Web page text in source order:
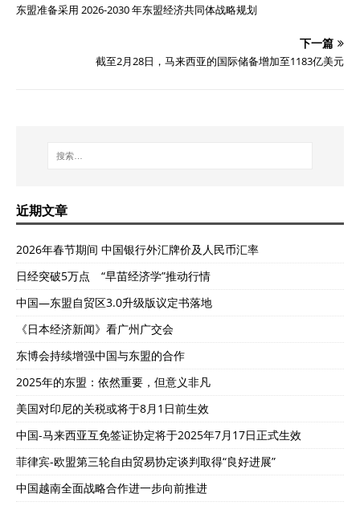
东盟准备采用 2026-2030 年东盟经济共同体战略规划
下一篇
截至2月28日，马来西亚的国际储备增加至1183亿美元
近期文章
2026年春节期间 中国银行外汇牌价及人民币汇率
日经突破5万点 “早苗经济学”推动行情
中国—东盟自贸区3.0升级版议定书落地
《日本经济新闻》看广州广交会
东博会持续增强中国与东盟的合作
2025年的东盟：依然重要，但意义非凡
美国对印尼的关税或将于8月1日前生效
中国-马来西亚互免签证协定将于2025年7月17日正式生效
菲律宾-欧盟第三轮自由贸易协定谈判取得“良好进展”
中国越南全面战略合作进一步向前推进